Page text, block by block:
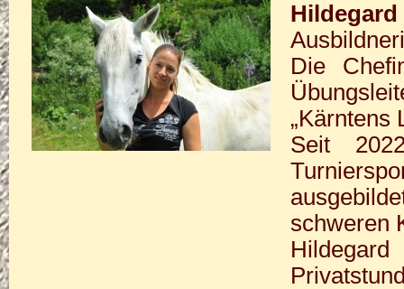
Hildegard
Die
„Kärntens
Seit
schweren